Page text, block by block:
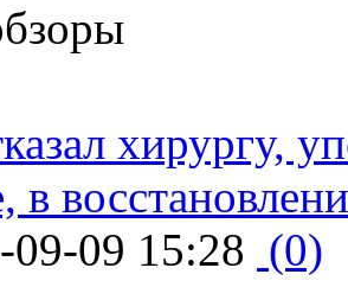
хирургу,
в
09-09 15:28 (0)